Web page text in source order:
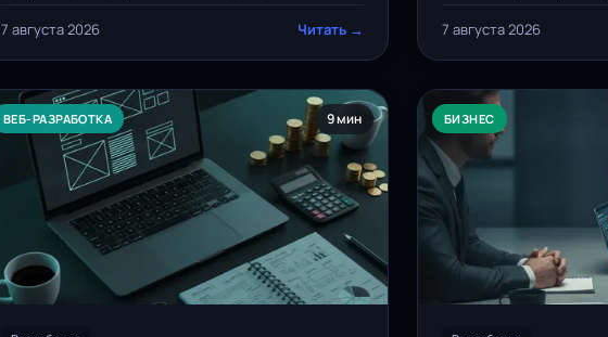
практический разбор с чек-листом.
7 августа 2026 Читать → 7 августа 2026
ВЕБ-РАЗРАБОТКА 9 мин БИЗНЕС